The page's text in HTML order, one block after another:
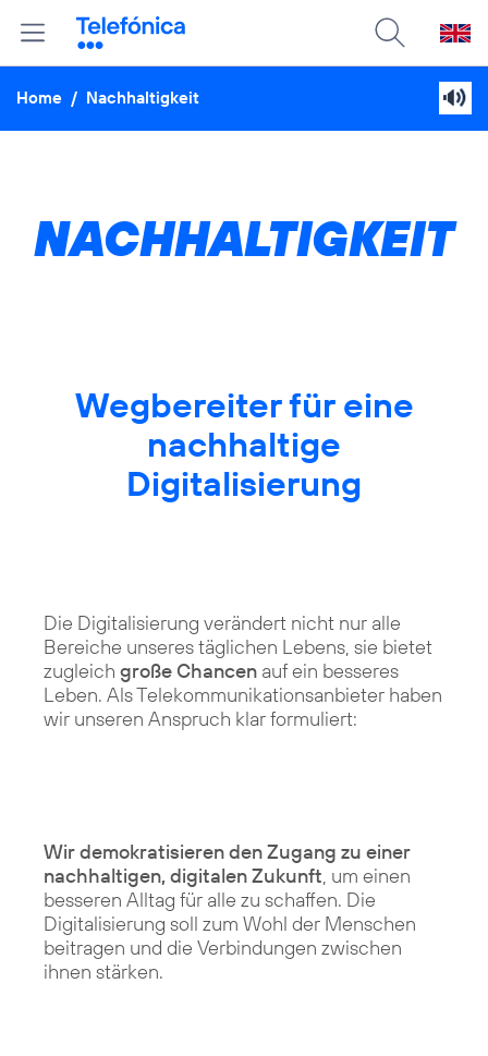
Home / Nachhaltigkeit
NACHHALTIGKEIT
Wegbereiter für eine
nachhaltige
Digitalisierung
Die Digitalisierung verändert nicht nur alle
Bereiche unseres täglichen Lebens, sie bietet
zugleich große Chancen auf ein besseres
Leben. Als Telekommunikationsanbieter haben
wir unseren Anspruch klar formuliert:
Wir demokratisieren den Zugang zu einer
nachhaltigen, digitalen Zukunft, um einen
besseren Alltag für alle zu schaffen. Die
Digitalisierung soll zum Wohl der Menschen
beitragen und die Verbindungen zwischen
ihnen stärken.